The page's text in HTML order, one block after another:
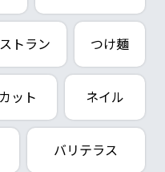
トラン つけ麺
ット ネイル
バリテラス